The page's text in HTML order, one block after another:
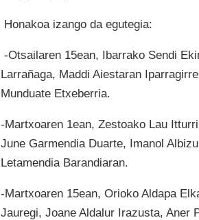
Honakoa izango da egutegia:
-Otsailaren 15ean, Ibarrako Sendi
Larrañaga, Maddi Aiestaran
Munduate Etxeberria.
-Martxoaren 1ean, Zestoako Lau
June Garmendia Duarte, Imanol
Letamendia Barandiaran.
-Martxoaren 15ean, Orioko Aldapa
Jauregi, Joane Aldalur Irazusta, Aner